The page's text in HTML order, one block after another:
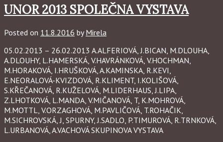
UNOR 2013 SPOLEČNA VYSTAVA
Posted on 11.8.2016 byMirela
05.02.2013 – 26.02.2013 A.ALFERIOVÁ, J.BICAN, M.DLOUHA,
A.DLOUHY, L.HAMERSKÁ, V.HAVRÁNKOVÁ, V.HOCHMAN,
M.HORAKOVÁ, I.HRUŠKOVÁ, A.KAMINSKA, R.KEVI,
E.NEORALOVÁ-KVIZDOVÁ, R.KLIMENT, I.KOLIŠOVÁ,
S.KŘEČANOVÁ, R.KUŽELOVÁ, M.LIDERHAUS, J.LIPA,
Z.LHOTKOVÁ, L.MANDA, V.MIČANOVÁ, T, K.MOHROVÁ,
M.MOTTL, V.ORZAGHOVÁ, M.PAVLIČOVÁ, T.ROHAČIK,
M.SICHROVSKÁ, J, SPURNY, J.SADLO, P.TIMUROVÁ, R.TRNKOVÁ,
L.URBANOVÁ, A.VACHOVÁ SKUPINOVA VYSTAVA